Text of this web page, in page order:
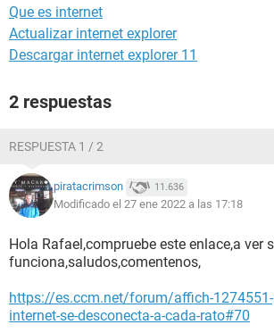
Que es internet
Actualizar internet explorer
Descargar internet explorer 11
2 respuestas
RESPUESTA 1 / 2
piratacrimson 11.636
Modificado el 27 ene 2022 a las 17:18
Hola Rafael,compruebe este enlace,a ver
funciona,saludos,comentenos,
https://es.ccm.net/forum/affich-1274551-
internet-se-desconecta-a-cada-rato#70